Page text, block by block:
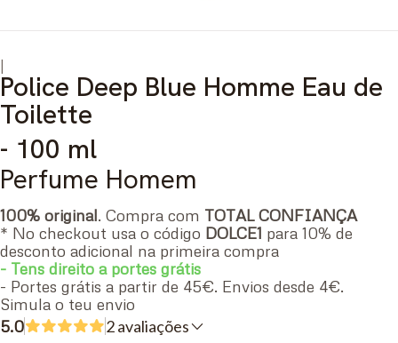
|
Police Deep Blue Homme Eau de
Toilette
- 100 ml
Perfume Homem
100% original. Compra com TOTAL CONFIANÇA
* No checkout usa o código DOLCE1 para 10% de
desconto adicional na primeira compra
- Tens direito a portes grátis
- Portes grátis a partir de 45€. Envios desde 4€.
Simula o teu envio
5.0
2 avaliações